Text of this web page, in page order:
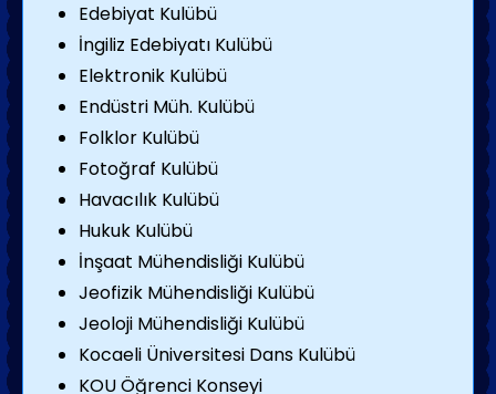
Edebiyat Kulübü
İngiliz Edebiyatı Kulübü
Elektronik Kulübü
Endüstri Müh. Kulübü
Folklor Kulübü
Fotoğraf Kulübü
Havacılık Kulübü
Hukuk Kulübü
İnşaat Mühendisliği Kulübü
Jeofizik Mühendisliği Kulübü
Jeoloji Mühendisliği Kulübü
Kocaeli Üniversitesi Dans Kulübü
KOU Öğrenci Konseyi